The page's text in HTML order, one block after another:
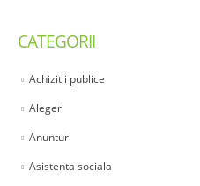
CATEGORII
Achizitii publice
Alegeri
Anunturi
Asistenta sociala